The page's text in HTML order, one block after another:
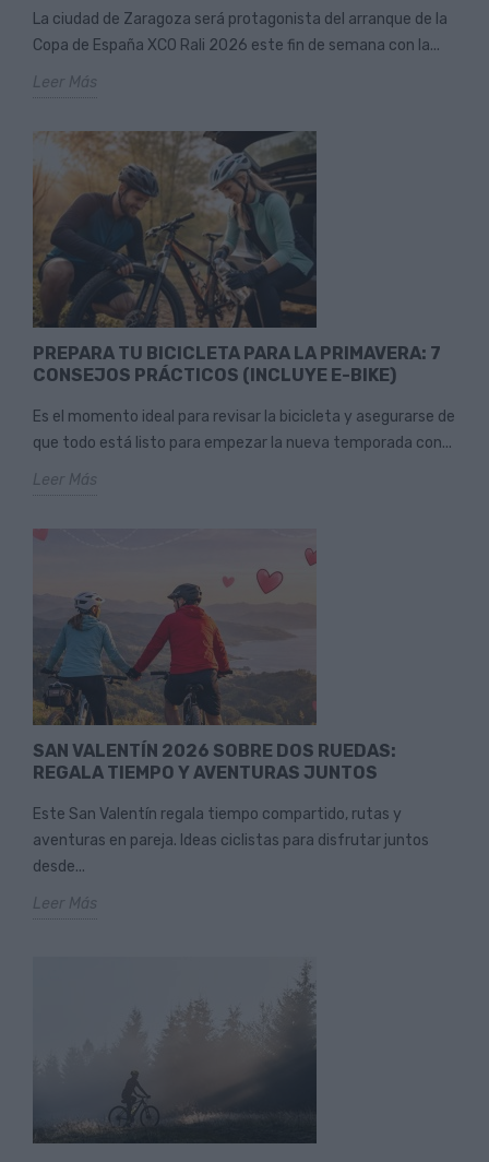
La ciudad de Zaragoza será protagonista del arranque de la
Copa de España XCO Rali 2026 este fin de semana con la...
Leer Más
PREPARA TU BICICLETA PARA LA PRIMAVERA: 7
CONSEJOS PRÁCTICOS (INCLUYE E-BIKE)
Es el momento ideal para revisar la bicicleta y asegurarse de
que todo está listo para empezar la nueva temporada con...
Leer Más
SAN VALENTÍN 2026 SOBRE DOS RUEDAS:
REGALA TIEMPO Y AVENTURAS JUNTOS
Este San Valentín regala tiempo compartido, rutas y
aventuras en pareja. Ideas ciclistas para disfrutar juntos
desde...
Leer Más